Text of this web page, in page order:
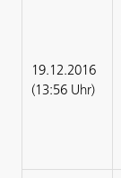
19.12.2016
(13:56 Uhr)